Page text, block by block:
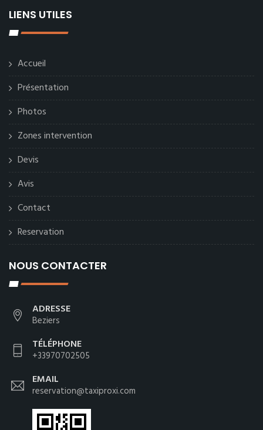
LIENS UTILES
Accueil
Présentation
Photos
Zones intervention
Devis
Avis
Contact
Reservation
NOUS CONTACTER
ADRESSE
Beziers
TÉLÉPHONE
+33970702505
EMAIL
reservation@taxiproxi.com